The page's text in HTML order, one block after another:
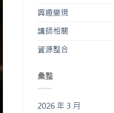
興趣變現
講師相關
資源整合
彙整
2026 年 3 月